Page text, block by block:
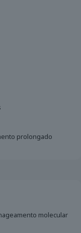
prolongado
molecular